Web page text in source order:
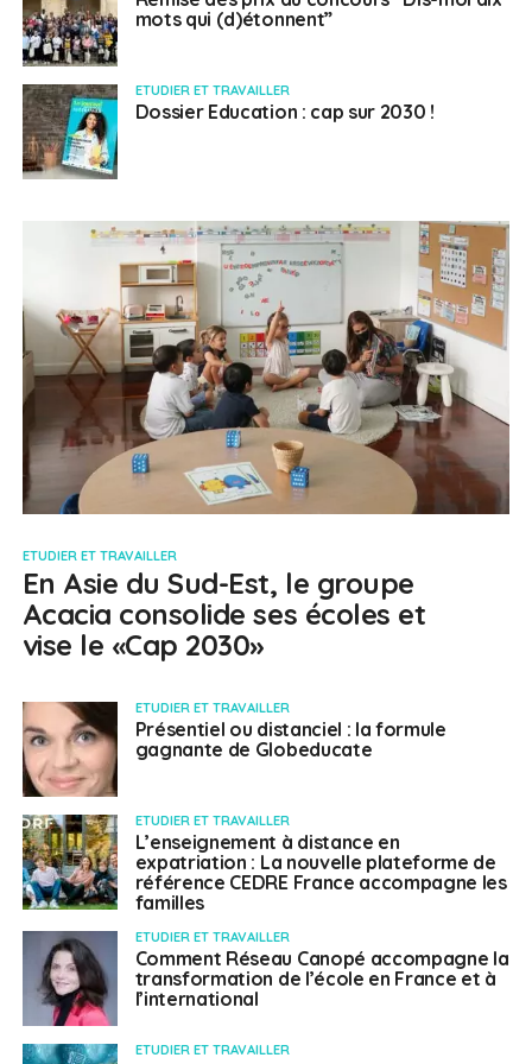
mots qui (d)étonnent”
ETUDIER ET TRAVAILLER
Dossier Education : cap sur 2030 !
ETUDIER ET TRAVAILLER
En Asie du Sud-Est, le groupe
Acacia consolide ses écoles et
vise le «Cap 2030»
ETUDIER ET TRAVAILLER
Présentiel ou distanciel : la formule
gagnante de Globeducate
ETUDIER ET TRAVAILLER
L’enseignement à distance en
expatriation : La nouvelle plateforme de
référence CEDRE France accompagne les
familles
ETUDIER ET TRAVAILLER
Comment Réseau Canopé accompagne la
transformation de l’école en France et à
l’international
ETUDIER ET TRAVAILLER